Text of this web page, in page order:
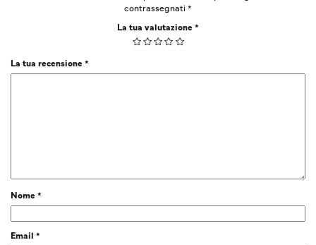
contrassegnati*
La tua valutazione*
La tua recensione*
Nome*
Email *